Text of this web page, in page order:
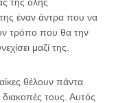
της έναν άντρα που να
τρόπο που θα την
μαζί της.
θέλουν πάντα
διακοπές τους. Αυτός